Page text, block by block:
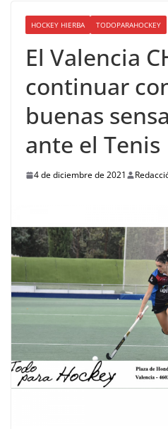
HOCKEY HIERBA TODOPARAHOCKEY
El Valencia
continuar
buenas
ante el Tenis
4 de diciembre de 2021